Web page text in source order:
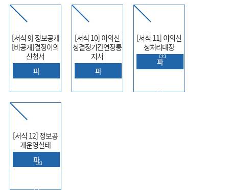
드
드
드
[서식 9] 정보공개
[비공개]결정이의
신청서
파
다
로
드
[서식 10] 이의신
청결정기간연장통
지서
파
[서식 11] 이의신
청처리대장
파
다
[서식 12] 정보공
개운영실태
파